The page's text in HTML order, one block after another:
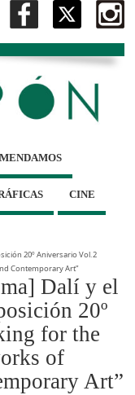
CINE
20º Aniversario Vol.2
Contemporary Art”
Dalí y el
20º
for the
of
Art”